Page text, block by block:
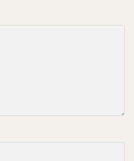
の苦手で、